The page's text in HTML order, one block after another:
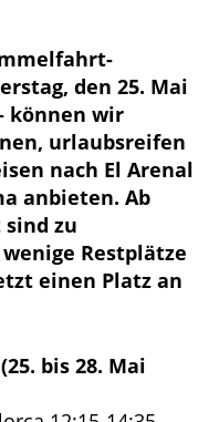
den 25. Mai
können wir
urlaubsreifen
nach El Arenal
anbieten. Ab
zu
Restplätze
einen Platz an
bis 28. Mai